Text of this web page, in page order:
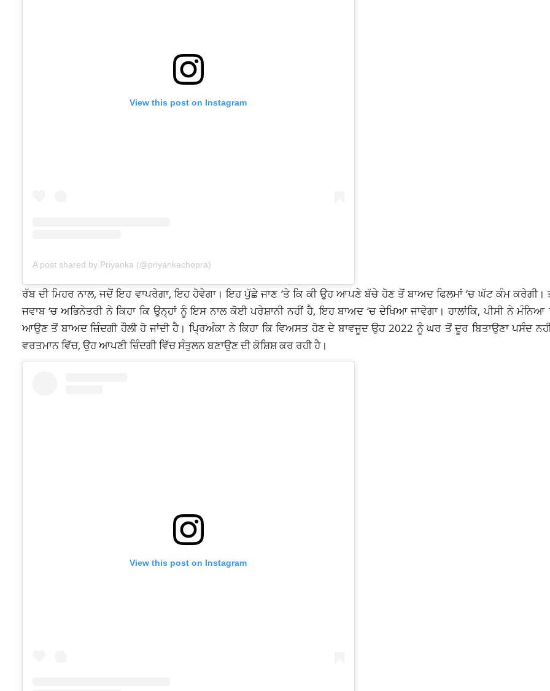
View this post on Instagram
A post shared by Priyanka (@priyankachopra)
ਰੱਬ ਦੀ ਮਿਹਰ ਨਾਲ, ਜਦੋਂ ਇਹ ਵਾਪਰੇਗਾ, ਇਹ ਹੋਵੇਗਾ। ਇਹ ਪੁੱਛੇ ਜਾਣ ‘ਤੇ ਕਿ ਕੀ ਉਹ ਆਪਣੇ ਬੱਚੇ ਹੋਣ ਤੋਂ ਬਾਅਦ ਫਿਲਮਾਂ ‘ਚ ਘੱਟ ਕੰਮ ਕਰੇਗੀ।
ਜਵਾਬ ‘ਚ ਅਭਿਨੇਤਰੀ ਨੇ ਕਿਹਾ ਕਿ ਉਨ੍ਹਾਂ ਨੂੰ ਇਸ ਨਾਲ ਕੋਈ ਪਰੇਸ਼ਾਨੀ ਨਹੀਂ ਹੈ, ਇਹ ਬਾਅਦ ‘ਚ ਦੇਖਿਆ ਜਾਵੇਗਾ। ਹਾਲਾਂਕਿ, ਪੀਸੀ ਨੇ
ਆਉਣ ਤੋਂ ਬਾਅਦ ਜ਼ਿੰਦਗੀ ਹੌਲੀ ਹੋ ਜਾਂਦੀ ਹੈ। ਪ੍ਰਿਅੰਕਾ ਨੇ ਕਿਹਾ ਕਿ ਵਿਅਸਤ ਹੋਣ ਦੇ ਬਾਵਜੂਦ ਉਹ 2022 ਨੂੰ ਘਰ ਤੋਂ ਦੂਰ ਬਿਤਾਉਣਾ ਪਸੰਦ
ਵਰਤਮਾਨ ਵਿੱਚ, ਉਹ ਆਪਣੀ ਜ਼ਿੰਦਗੀ ਵਿੱਚ ਸੰਤੁਲਨ ਬਣਾਉਣ ਦੀ ਕੋਸ਼ਿਸ਼ ਕਰ ਰਹੀ ਹੈ।
View this post on Instagram